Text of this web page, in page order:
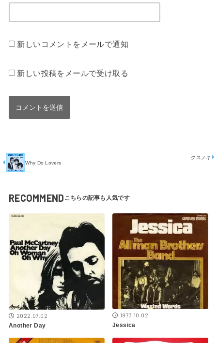
新しいコメントをメールで通知
新しい投稿をメールで受け取る
Why Do Lovers
クスノキ
RECOMMEND
2022.07.02
Another Day
1973.10.02
Jessica